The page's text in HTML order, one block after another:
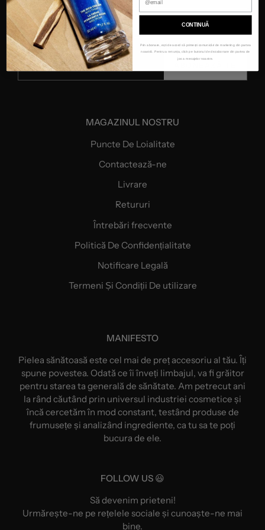
MAGAZINUL NOSTRU
Puncte De Loialitate
Contactează-ne
Livrare
Retururi
Întrebări frecvente
Politică De Confidențialitate
Notificare Legală
Termeni Și Condiții De utilizare
MANIFESTO
Pielea sănătoasă este cel mai de preț accesoriu al tău. Îți
spune povestea. Odată ce îi înveți limbajul, va fi grăitor
pentru starea ta generală de sănătate. Am petrecut ani
la rând căutând prin universul industriei cosmetice și
încă cercetăm în mod constant, testând produse de
frumusețe și analizând ingrediente, ca tu sa te poți
bucura de ele.
FOLLOW US 😃
Să devenim prieteni!
Urmărește-ne pe rețelele sociale și cunoaște-ne mai
bine.
CONTINUĂ
Prin abonare, ești de acord să primești comunicări de marketing din partea
noastră. Pentru a renunța, click pe butonul de dezabonare din partea de
jos a mesajelor noastre.